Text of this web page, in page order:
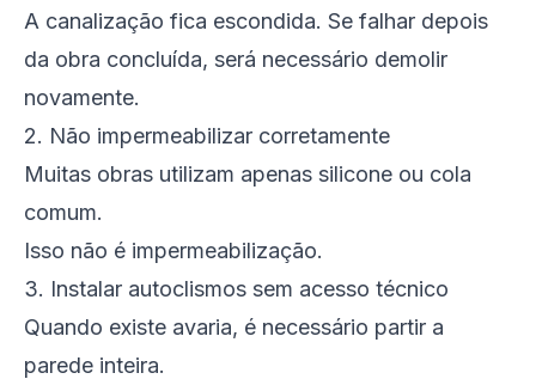
A canalização fica escondida. Se falhar depois
da obra concluída, será necessário demolir
novamente.
2. Não impermeabilizar corretamente
Muitas obras utilizam apenas silicone ou cola
comum.
Isso não é impermeabilização.
3. Instalar autoclismos sem acesso técnico
Quando existe avaria, é necessário partir a
parede inteira.